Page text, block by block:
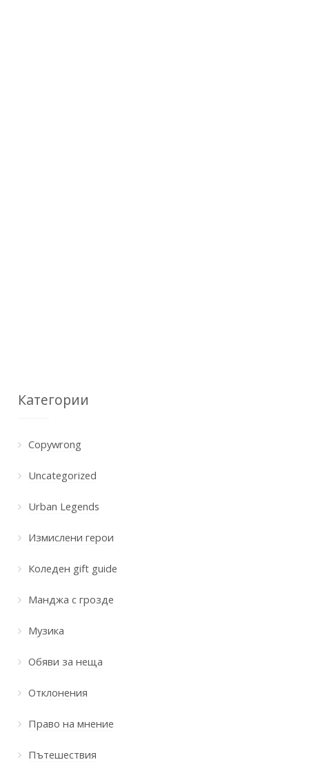
Категории
Copywrong
Uncategorized
Urban Legends
Измислени герои
Коледен gift guide
Манджа с грозде
Музика
Обяви за неща
Отклонения
Право на мнение
Пътешествия